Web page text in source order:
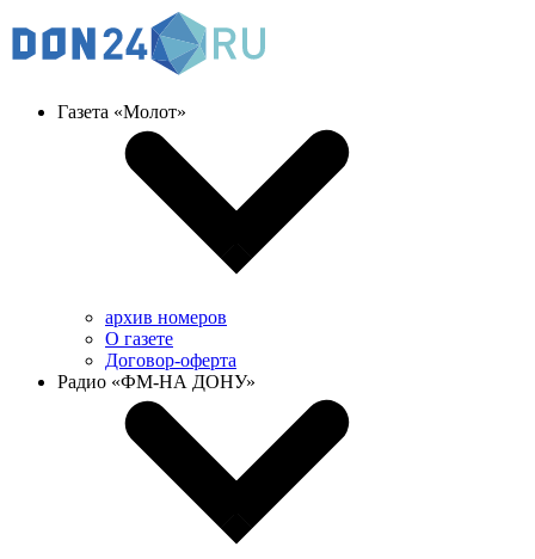
Газета «Молот»
архив номеров
О газете
Договор-оферта
Радио «ФМ-НА ДОНУ»